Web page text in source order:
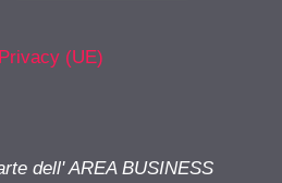
(UE)
dell' AREA BUSINESS